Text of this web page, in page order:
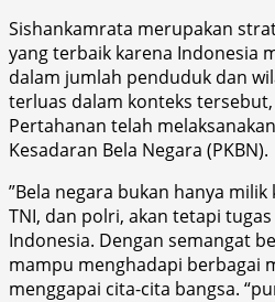
Sishankamrata merupakan
yang terbaik karena Indonesia
dalam jumlah penduduk dan
terluas dalam konteks
Pertahanan telah
Kesadaran Bela Negara (PKBN).
”Bela negara bukan hanya
TNI, dan polri, akan tetapi
Indonesia. Dengan semangat
mampu menghadapi berbagai
menggapai cita-cita bangsa.